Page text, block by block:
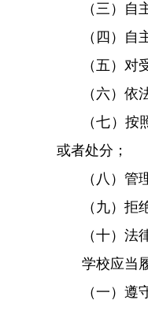
（三）自
（四）自
（五）对
（六）依
（七）按
或者处分；
（八）管
（九）拒
（十）法律
学校应当履
（一）遵守